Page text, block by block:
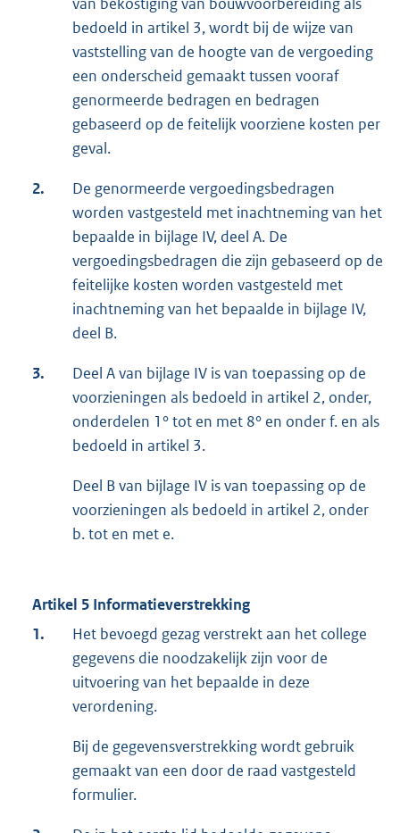
bedoeld in artikel 3, wordt bij de wijze van
vaststelling van de hoogte van de vergoeding
een onderscheid gemaakt tussen vooraf
genormeerde bedragen en bedragen
gebaseerd op de feitelijk voorziene kosten per
geval.
2.
De genormeerde vergoedingsbedragen
worden vastgesteld met inachtneming van het
bepaalde in bijlage IV, deel A. De
vergoedingsbedragen die zijn gebaseerd op de
feitelijke kosten worden vastgesteld met
inachtneming van het bepaalde in bijlage IV,
deel B.
3.
Deel A van bijlage IV is van toepassing op de
voorzieningen als bedoeld in artikel 2, onder,
onderdelen 1° tot en met 8° en onder f. en als
bedoeld in artikel 3.
Deel B van bijlage IV is van toepassing op de
voorzieningen als bedoeld in artikel 2, onder
b. tot en met e.
Artikel 5 Informatieverstrekking
1.
Het bevoegd gezag verstrekt aan het college
gegevens die noodzakelijk zijn voor de
uitvoering van het bepaalde in deze
verordening.
Bij de gegevensverstrekking wordt gebruik
gemaakt van een door de raad vastgesteld
formulier.